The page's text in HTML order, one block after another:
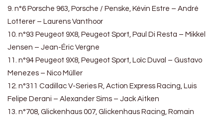
9. n°6 Porsche 963, Porsche / Penske, Kévin Estre – André
Lotterer – Laurens Vanthoor
10. n°93 Peugeot 9X8, Peugeot Sport, Paul Di Resta – Mikkel
Jensen – Jean-Éric Vergne
11. n°94 Peugeot 9X8, Peugeot Sport, Loïc Duval – Gustavo
Menezes – Nico Müller
12. n°311 Cadillac V-Series R, Action Express Racing, Luis
Felipe Derani – Alexander Sims – Jack Aitken
13. n°708, Glickenhaus 007, Glickenhaus Racing, Romain